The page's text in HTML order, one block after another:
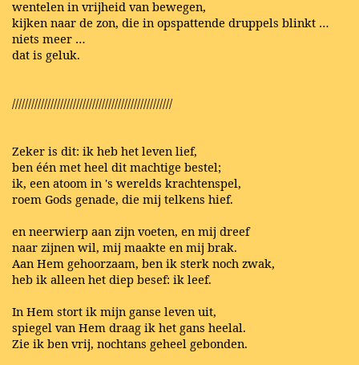
wentelen in vrijheid van bewegen,
kijken naar de zon, die in opspattende druppels blinkt …
niets meer …
dat is geluk.
//////////////////////////////////////////////////
Zeker is dit: ik heb het leven lief,
ben één met heel dit machtige bestel;
ik, een atoom in 's werelds krachtenspel,
roem Gods genade, die mij telkens hief.
en neerwierp aan zijn voeten, en mij dreef
naar zijnen wil, mij maakte en mij brak.
Aan Hem gehoorzaam, ben ik sterk noch zwak,
heb ik alleen het diep besef: ik leef.
In Hem stort ik mijn ganse leven uit,
spiegel van Hem draag ik het gans heelal.
Zie ik ben vrij, nochtans geheel gebonden.